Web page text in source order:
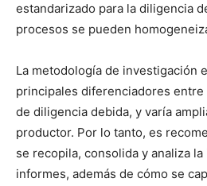
estandarizado para la diligencia
procesos se pueden
La metodología de investigación
principales diferenciadores entre
de diligencia debida, y varía
productor. Por lo tanto, es
se recopila, consolida y analiza
informes, además de cómo se